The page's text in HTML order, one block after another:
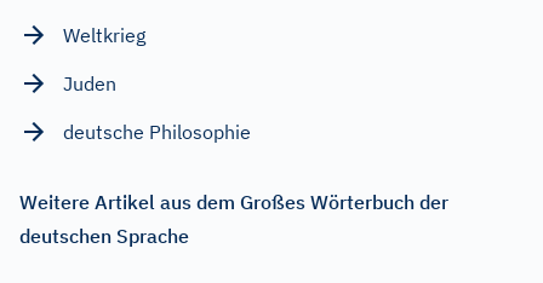
Weltkrieg
Juden
deutsche Philosophie
Weitere Artikel aus dem Großes Wörterbuch der
deutschen Sprache